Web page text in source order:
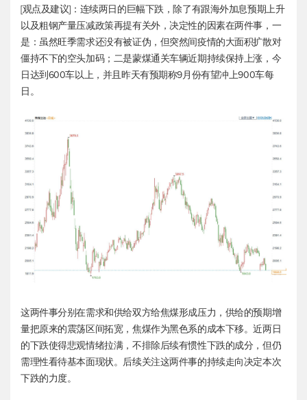
[观点及建议]：连续两日的巨幅下跌，除了有跟海外加息预期上升
以及粗钢产量压减政策再提有关外，决定性的因素在两件事，一
是：虽然旺季需求还没有被证伪，但突然间疫情的大面积扩散对
僵持不下的空头加码；二是蒙煤通关车辆近期持续保持上涨，今
日达到600车以上，并且昨天有预期称9月份有望冲上900车每
日。
这两件事分别在需求和供给双方给焦煤形成压力，供给的预期增
量把原来的震荡区间拓宽，焦煤作为黑色系的成本下移。近两日
的下跌使得悲观情绪拉满，不排除后续有惯性下跌的成分，但仍
需理性看待基本面现状。后续关注这两件事的持续走向决定本次
下跌的力度。